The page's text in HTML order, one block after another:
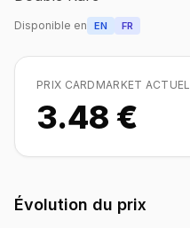
Disponible en EN FR
PRIX CARDMARKET ACTUEL
3.48 €
Évolution du prix